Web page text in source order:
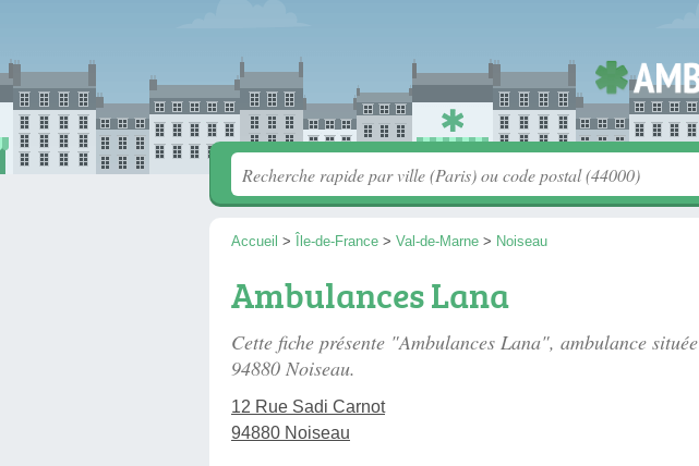
Accueil > Île-de-France > Val-de-Marne > Noiseau
Ambulances Lana
Cette fiche présente "Ambulances Lana", ambulance située
94880 Noiseau.
12 Rue Sadi Carnot
94880 Noiseau